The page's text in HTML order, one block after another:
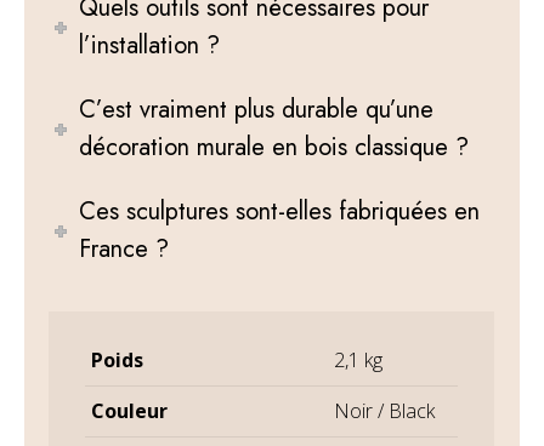
Quels outils sont nécessaires pour
l’installation ?
C’est vraiment plus durable qu’une
décoration murale en bois classique ?
Ces sculptures sont-elles fabriquées en
France ?
Poids
2,1 kg
Couleur
Noir / Black